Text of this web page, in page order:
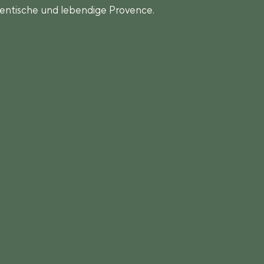
und lebendige Provence.